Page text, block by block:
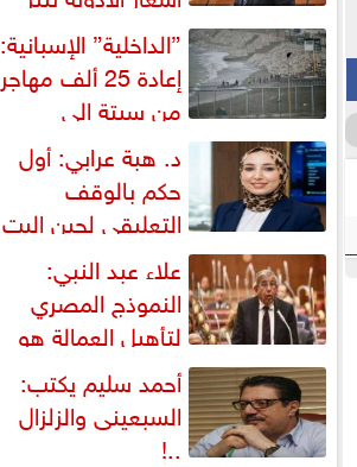
إشكالية دستورية ويهدد حق
المواطن...
”الداخلية” الإسبانية:
إعادة 25 ألف مهاجر
من سبتة إلى
المغرب... وارتفاع حصيلة...
د. هبة عرابي: أول
حكم بالوقف
التعليقي لحين البت
في الطعن على... علاء عبد النبي:
النموذج المصري
لتأهيل العمالة هو
البديل العملي والأمثل لأزمات...
أحمد سليم يكتب:
السبعينى والزلزال
..!